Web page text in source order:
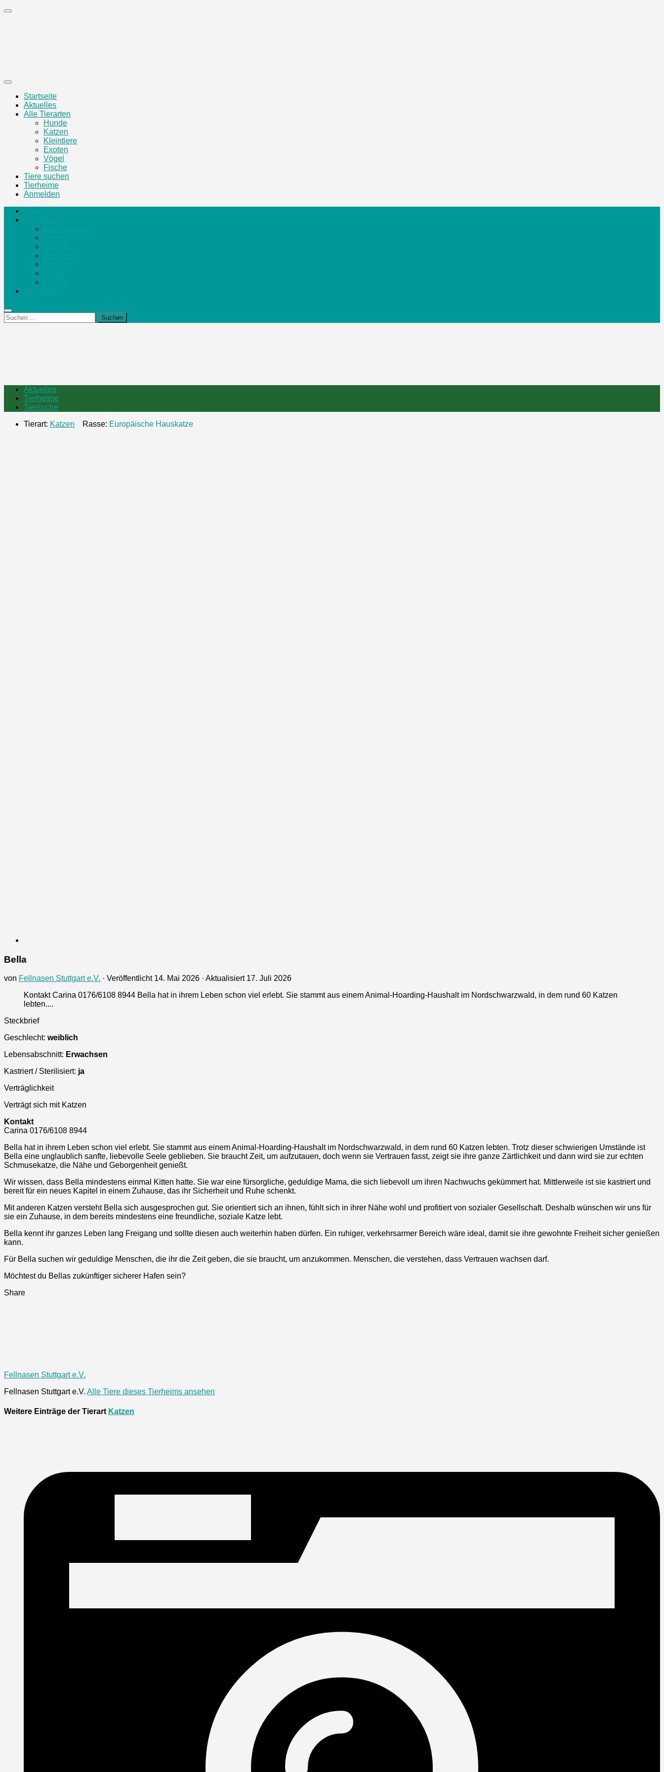
Zum
Startseite
Aktuelles
Alle Tierarten
Hunde
Katzen
Kleintiere
Exoten
Vögel
Fische
Tiere suchen
Tierheime
Anmelden
Suchen
nach:
Aktuelles
Tierheime
Tiersuche
Tierart: Katzen Rasse: Europäische Hauskatze
Bella
von Fellnasen Stuttgart e.V. · Veröffentlicht 14. Mai 2026 · Aktualisiert 17. Juli 2026
Kontakt Carina 0176/6108 8944 Bella hat in ihrem Leben schon viel erlebt. Sie stammt aus einem Animal-Hoarding-Haushalt im Nordschwarzwald, in dem rund 60 Katzen
lebten....
Steckbrief
Geschlecht: weiblich
Lebensabschnitt: Erwachsen
Kastriert / Sterilisiert: ja
Verträglichkeit
Verträgt sich mit Katzen
Kontakt
Carina 0176/6108 8944
Bella hat in ihrem Leben schon viel erlebt. Sie stammt aus einem Animal-Hoarding-Haushalt im Nordschwarzwald, in dem rund 60 Katzen lebten. Trotz dieser schwierigen Umstände ist
Bella eine unglaublich sanfte, liebevolle Seele geblieben. Sie braucht Zeit, um aufzutauen, doch wenn sie Vertrauen fasst, zeigt sie ihre ganze Zärtlichkeit und dann wird sie zur echten
Schmusekatze, die Nähe und Geborgenheit genießt.
Wir wissen, dass Bella mindestens einmal Kitten hatte. Sie war eine fürsorgliche, geduldige Mama, die sich liebevoll um ihren Nachwuchs gekümmert hat. Mittlerweile ist sie kastriert und
bereit für ein neues Kapitel in einem Zuhause, das ihr Sicherheit und Ruhe schenkt.
Mit anderen Katzen versteht Bella sich ausgesprochen gut. Sie orientiert sich an ihnen, fühlt sich in ihrer Nähe wohl und profitiert von sozialer Gesellschaft. Deshalb wünschen wir uns für
sie ein Zuhause, in dem bereits mindestens eine freundliche, soziale Katze lebt.
Bella kennt ihr ganzes Leben lang Freigang und sollte diesen auch weiterhin haben dürfen. Ein ruhiger, verkehrsarmer Bereich wäre ideal, damit sie ihre gewohnte Freiheit sicher genießen
kann.
Für Bella suchen wir geduldige Menschen, die ihr die Zeit geben, die sie braucht, um anzukommen. Menschen, die verstehen, dass Vertrauen wachsen darf.
Möchtest du Bellas zukünftiger sicherer Hafen sein?
Share
Fellnasen Stuttgart e.V.
Fellnasen Stuttgart e.V. Alle Tiere dieses Tierheims ansehen
Weitere Einträge der Tierart Katzen